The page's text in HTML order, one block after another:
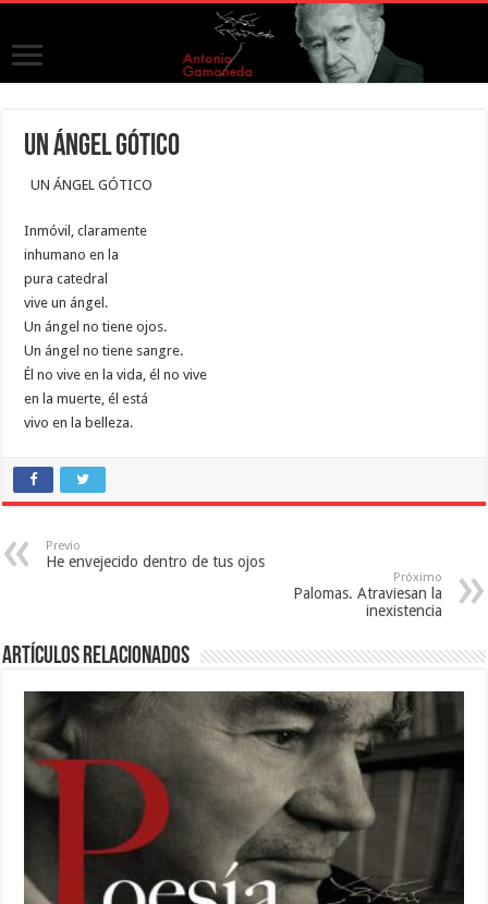
UN ÁNGEL GÓTICO
UN ÁNGEL GÓTICO
Inmóvil, claramente
inhumano en la
pura catedral
vive un ángel.
Un ángel no tiene ojos.
Un ángel no tiene sangre.
Él no vive en la vida, él no vive
en la muerte, él está
vivo en la belleza.
Previo
He envejecido dentro de tus ojos
Próximo
Palomas. Atraviesan la
inexistencia
Artículos relacionados